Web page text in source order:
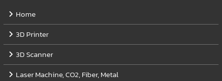
Home
3D Printer
3D Scanner
Laser Machine, CO2, Fiber, Metal